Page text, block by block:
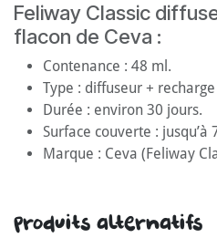
Feliway Classic
flacon de Ceva :
Contenance : 48 ml.
Type : diffuseur +
Durée : environ 30 jours.
Surface couverte : jusqu’à
Marque : Ceva (Feliway
Produits alternatifs